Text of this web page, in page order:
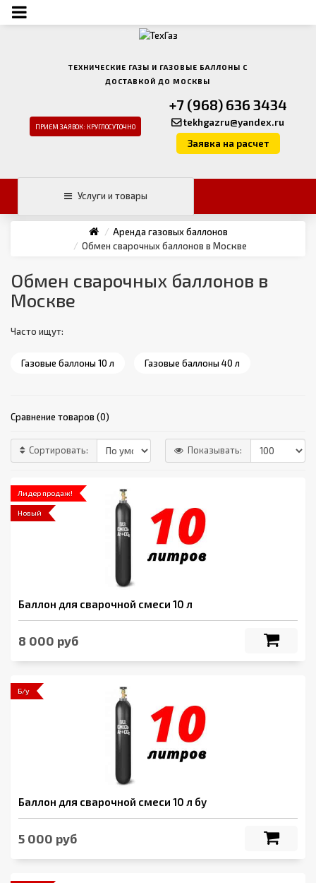
ТЕХНИЧЕСКИЕ ГАЗЫ И ГАЗОВЫЕ БАЛЛОНЫ С
ДОСТАВКОЙ ДО МОСКВЫ
ПРИЕМ ЗАЯВОК: КРУГЛОСУТОЧНО
+7 (968) 636 3434
tekhgazru@yandex.ru
Заявка на расчет
Услуги и товары
Аренда газовых баллонов
Обмен сварочных баллонов в Москве
Обмен сварочных баллонов в
Москве
Часто ищут:
Газовые баллоны 10 л Газовые баллоны 40 л
Сравнение товаров (0)
Сортировать: Показывать:
Лидер продаж!
Новый
Баллон для сварочной смеси 10 л
8 000 руб
Б/у
Баллон для сварочной смеси 10 л бу
5 000 руб